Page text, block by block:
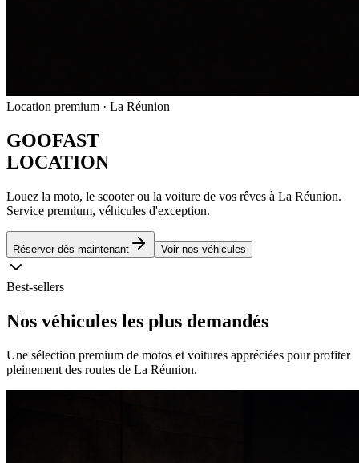
Location premium · La Réunion
GOOFAST
LOCATION
Louez la moto, le scooter ou la voiture de vos rêves à La Réunion.
Service premium, véhicules d'exception.
Réserver dès maintenant Voir nos véhicules
Best-sellers
Nos véhicules les plus demandés
Une sélection premium de motos et voitures appréciées pour profiter
pleinement des routes de La Réunion.